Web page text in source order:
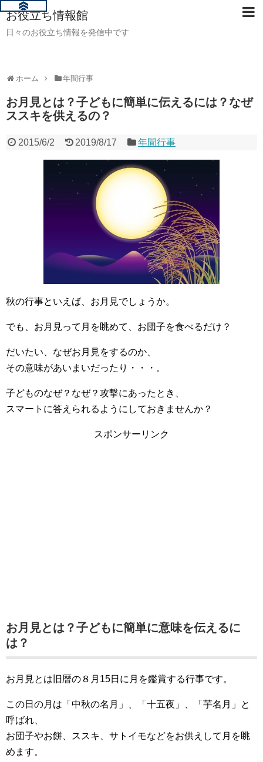
お役立ち情報館
日々のお役立ち情報を発信中です
ホーム 年間行事
お月見とは？子どもに簡単に伝えるには？なぜ
ススキを供えるの？
2015/6/2 2019/8/17 年間行事
秋の行事といえば、お月見でしょうか。
でも、お月見って月を眺めて、お団子を食べるだけ？
だいたい、なぜお月見をするのか、
その意味があいまいだったり・・・。
子どものなぜ？なぜ？攻撃にあったとき、
スマートに答えられるようにしておきませんか？
スポンサーリンク
お月見とは？子どもに簡単に意味を伝えるに
は？
お月見とは旧暦の８月15日に月を鑑賞する行事です。
この日の月は「中秋の名月」、「十五夜」、「芋名月」と
呼ばれ、
お団子やお餅、ススキ、サトイモなどをお供えして月を眺
めます。